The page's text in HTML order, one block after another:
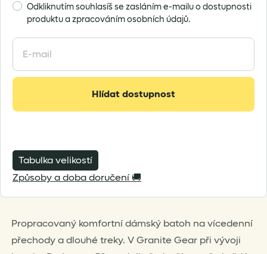
Propracovaný komfortní dámský batoh na vícedenní
přechody a dlouhé treky. V Granite Gear při vývoji
Odkliknutím souhlasíš se zasláním e-mailu o dostupnosti
produktu a zpracováním osobních údajů.
Enter
your
email
join
for
this
Hlídat dostupnost
Tabulka velikostí
Způsoby a doba doručení 🚚